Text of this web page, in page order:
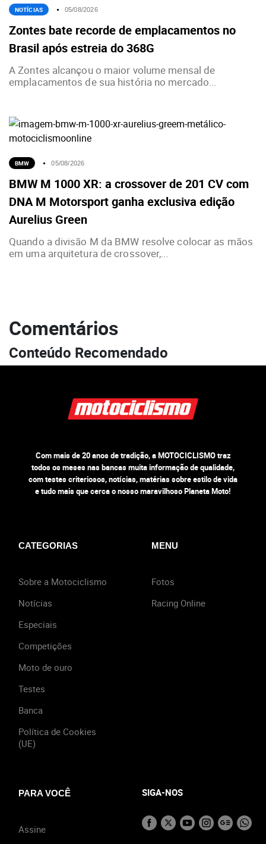
NOTÍCIAS 05/08/2026
Zontes bate recorde de emplacamentos no
Brasil após estreia do 368G
A Zontes alcançou o maior volume mensal de
emplacamentos de sua história no mercado...
BMW 05/08/2026
BMW M 1000 XR: a crossover de 201 CV com
DNA M Motorsport ganha exclusiva edição
Aurelius Green
Quando a divisão M da BMW resolve colocar as mãos
em uma arquitetura de crossover,...
Comentários
Conteúdo Recomendado
Com mais de 20 anos de tradição, a MOTOCICLISMO traz
todos os meses nas bancas muita informação de qualidade,
com testes criteriosos, notícias, matérias sobre estilo de vida
e tudo mais que cerca o nosso maravilhoso Planeta Moto!
CATEGORIAS
Sobre a Motociclismo
Notícias
Especiais
Competições
Moto de ouro
Testes
Banca
Política de Cookies
(UE)
MENU
Fotos
Racing Online
PARA VOCÊ
Assine
SIGA-NOS